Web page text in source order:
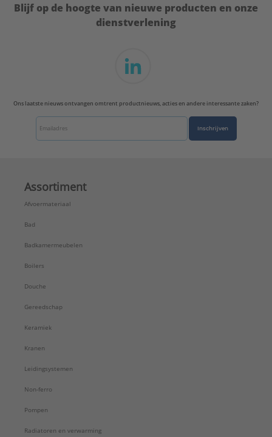
Blijf op de hoogte van nieuwe producten en onze
dienstverlening
Ons laatste nieuws ontvangen omtrent productnieuws, acties en andere interessante zaken?
Inschrijven
Assortiment
Afvoermateriaal
Bad
Badkamermeubelen
Boilers
Douche
Gereedschap
Keramiek
Kranen
Leidingsystemen
Non-ferro
Pompen
Radiatoren en verwarming